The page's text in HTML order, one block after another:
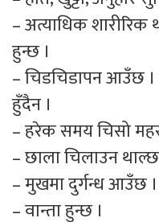
– अत्याधिक
हुन्छ ।
– चिडचिडापन आउँछ
हुँदैन ।
– हरेक समय चिसो
– छाला चिलाउन
– मुखमा दुर्गन्ध आउँछ ।
– वान्ता हुन्छ ।